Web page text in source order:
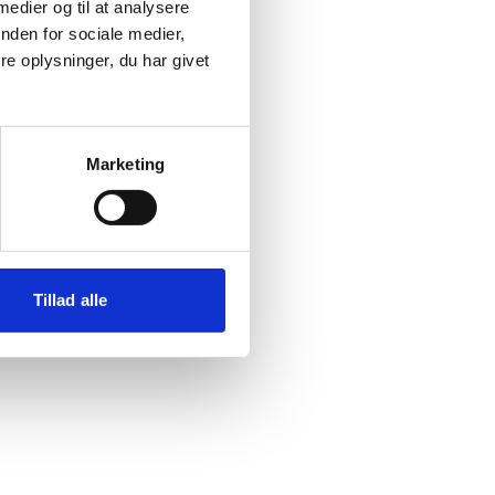
og til at analysere
for sociale medier,
oplysninger, du har givet
Marketing
Tillad alle